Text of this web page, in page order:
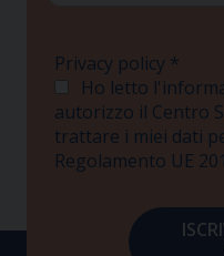
Privacy policy *
Ho letto
autorizzo il Centro
trattare i miei dati
Regolamento UE